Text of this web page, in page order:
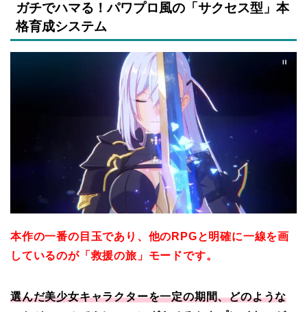
ガチでハマる！パワプロ風の「サクセス型」本
格育成システム
本作の一番の目玉であり、他のRPGと明確に一線を画
しているのが「救援の旅」モードです。
選んだ美少女キャラクターを一定の期間、どのような